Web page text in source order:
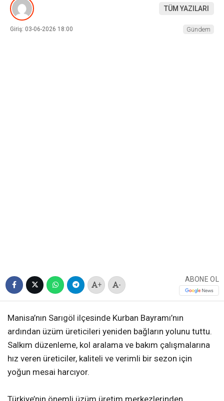
TÜM YAZILARI
Giriş: 03-06-2026 18:00 Gündem
+ -
ABONE OL
Manisa’nın Sarıgöl ilçesinde Kurban Bayramı’nın
ardından üzüm üreticileri yeniden bağların yolunu tuttu.
Salkım düzenleme, kol aralama ve bakım çalışmalarına
hız veren üreticiler, kaliteli ve verimli bir sezon için
yoğun mesai harcıyor.